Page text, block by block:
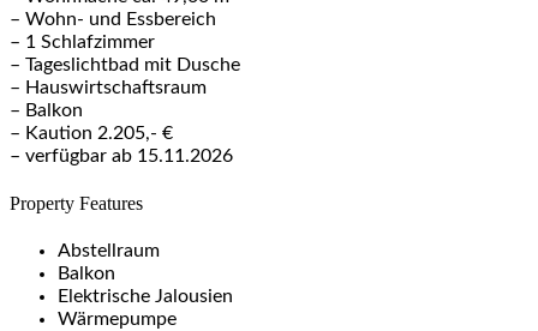
– Wohn- und Essbereich
– 1 Schlafzimmer
– Tageslichtbad mit Dusche
– Hauswirtschaftsraum
– Balkon
– Kaution 2.205,- €
– verfügbar ab 15.11.2026
Property Features
Abstellraum
Balkon
Elektrische Jalousien
Wärmepumpe